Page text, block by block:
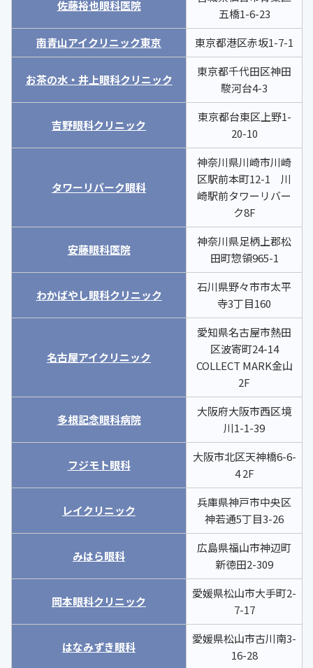
佐藤裕也眼科医院
五橋1-6-23
南青山アイクリニック東京
東京都港区赤坂1-7-1
お茶の水・井上眼科クリニック
東京都千代田区神田
駿河台4-3
吉野眼科クリニック
東京都台東区上野1-
20-10
タワーリバーク眼科
神奈川県川崎市川崎
区駅前本町12-1 川
崎駅前タワーリバー
ク8F
安藤眼科医院
神奈川県足柄上郡松
田町惣領965-1
わかばやし眼科クリニック
石川県野々市市太平
寺3丁目160
名古屋アイクリニック
愛知県名古屋市熱田
区波寄町24-14
COLLECT MARK金山
2F
多根記念眼科病院
大阪府大阪市西区境
川1-1-39
フジモト眼科
大阪市北区天神橋6-6-
4 2F
レイクリニック
兵庫県神戸市中央区
神若通5丁目3-26
みはら眼科
広島県福山市神辺町
新徳田2-309
岡本眼科クリニック
愛媛県松山市大手町2-
7-17
はなみずき眼科
愛媛県松山市古川南3-
16-28